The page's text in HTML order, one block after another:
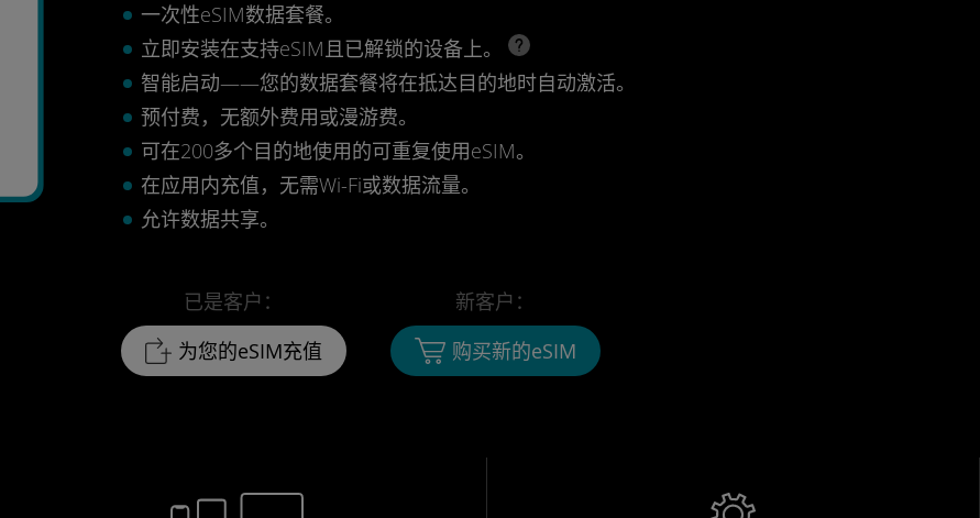
一次性eSIM数据套餐。
立即安装在支持eSIM且已解锁的设备上。
智能启动——您的数据套餐将在抵达目的地时自动激活。
预付费，无额外费用或漫游费。
可在200多个目的地使用的可重复使用eSIM。
在应用内充值，无需Wi-Fi或数据流量。
允许数据共享。
已是客户：
为您的eSIM充值
新客户：
购买新的eSIM